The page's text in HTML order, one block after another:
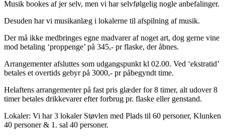
Musik bookes af jer selv, men vi har selvfølgelig nogle anbefalinger.
Desuden har vi musikanlæg i lokalerne til afspilning af musik.
Der må ikke medbringes egne madvarer af noget art, dog gerne vine
mod betaling ‘proppenge’ på 345,- pr flaske, der åbnes.
Arrangementer afsluttes som udgangspunkt kl 02.00. Ved ‘ekstratid’
betales et overtids gebyr på 3000,- pr påbegyndt time.
Helaftens arrangementer på fast pris glæder for 8 timer, alt udover 8
timer betales drikkevarer efter forbrug pr. flaske eller genstand.
Lokaler: Vi har 3 lokaler Støvlen med Plads til 60 personer, Klunken
40 personer & 1. sal 40 personer.